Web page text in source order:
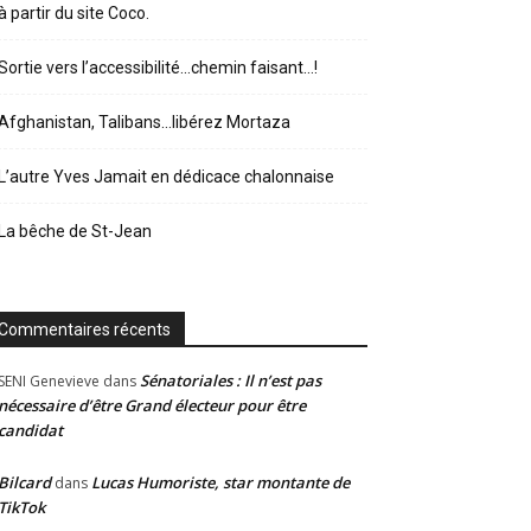
partir du site Coco.
vers l’accessibilité…chemin faisant…!
Talibans…libérez Mortaza
Yves Jamait en dédicace chalonnaise
bêche de St-Jean
récents
Genevieve dansSénatoriales : Il n’est pas
d’être Grand électeur pour être
dans Lucas Humoriste, star montante de